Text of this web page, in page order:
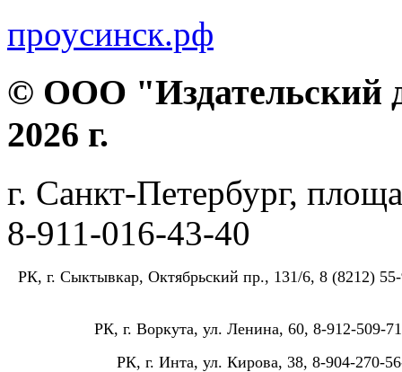
проусинск.рф
© ООО "Издательский
2026 г.
г. Санкт-Петербург,
8-911-016-43-40
РК, г. Сыктывкар, Октябрьский пр., 131/6, 8 (8212)
РК, г. Воркута, ул. Ленина, 60, 8-912-509-
РК, г. Инта, ул. Кирова, 38, 8-904-270-